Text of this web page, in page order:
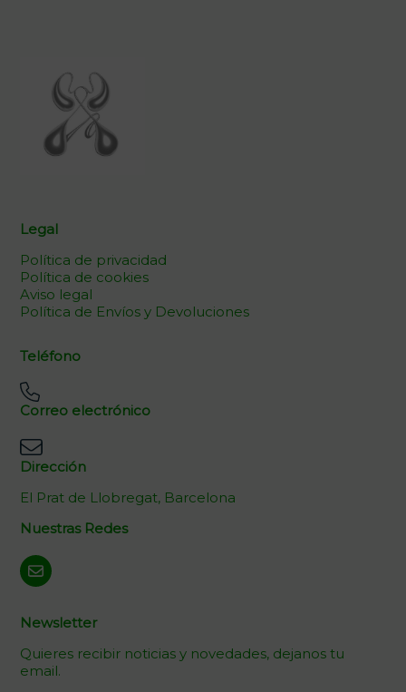
Legal
Política de privacidad
Política de cookies
Aviso legal
Política de Envíos y Devoluciones
Teléfono
Correo electrónico
Dirección
El Prat de Llobregat, Barcelona
Nuestras Redes
Newsletter
Quieres recibir noticias y novedades, dejanos tu
email.